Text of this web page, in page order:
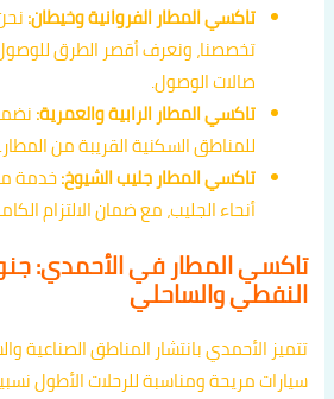
تاكسي المطار الفروانية وخيطان:
تخصصنا، ونعرف أقصر الطرق
صالات الوصول.
تاكسي المطار الرابية والعمرية:
للمناطق السكنية القريبة من المطار.
تاكسي المطار جليب الشيوخ:خدمة
أنحاء الجليب، مع ضمان الالتزام
تاكسي المطار في الأحمدي:
النفطي والساحلي
تتميز الأحمدي بانتشار المناطق الصناعية
سيارات مريحة ومناسبة للرحلات الأطول